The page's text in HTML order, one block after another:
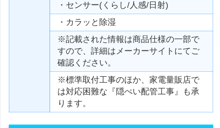
・センサー(くらし/人感/日射)
・カラッと除湿
※記載された情報は商品仕様の一部で
すので、詳細はメーカーサイトにてご
確認ください。
※標準取付工事のほか、家電量販店で
は対応困難な『隠ぺい配管工事』も承
ります。